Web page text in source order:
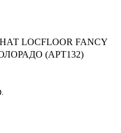
LOCFLOOR FANCY
(АРТ132)